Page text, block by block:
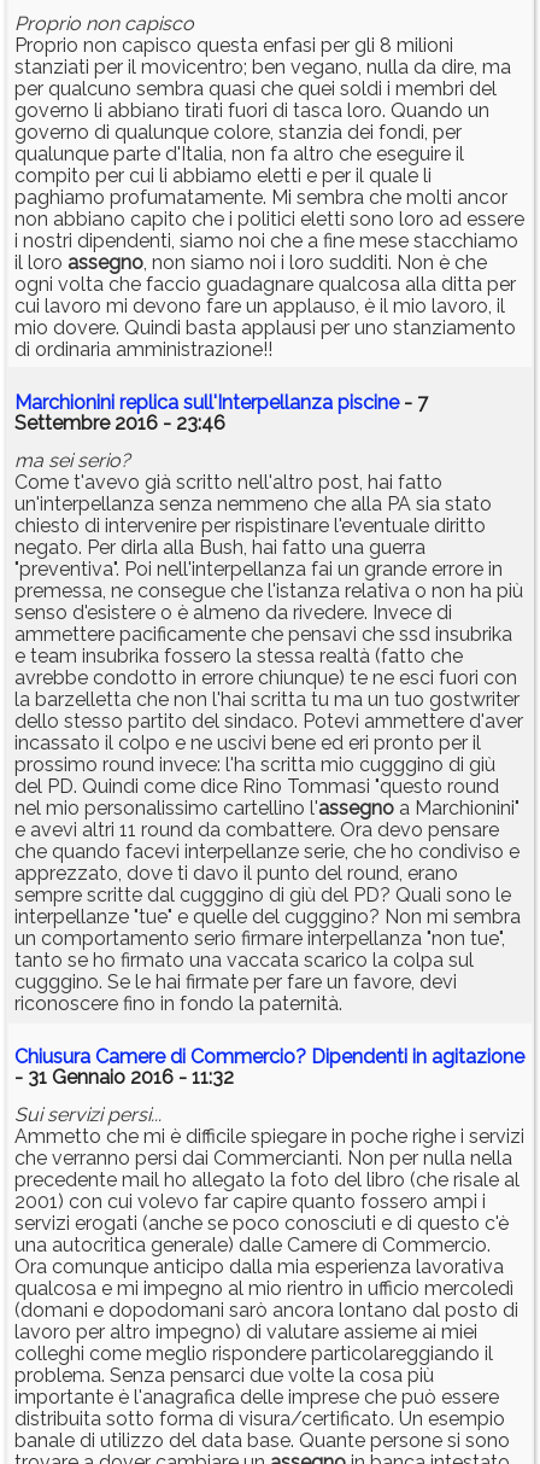
Proprio non capisco
Proprio non capisco questa enfasi per gli 8 milioni
stanziati per il movicentro; ben vegano, nulla da dire, ma
per qualcuno sembra quasi che quei soldi i membri del
governo li abbiano tirati fuori di tasca loro. Quando un
governo di qualunque colore, stanzia dei fondi, per
qualunque parte d'Italia, non fa altro che eseguire il
compito per cui li abbiamo eletti e per il quale li
paghiamo profumatamente. Mi sembra che molti ancor
non abbiano capito che i politici eletti sono loro ad essere
i nostri dipendenti, siamo noi che a fine mese stacchiamo
il loro assegno, non siamo noi i loro sudditi. Non è che
ogni volta che faccio guadagnare qualcosa alla ditta per
cui lavoro mi devono fare un applauso, è il mio lavoro, il
mio dovere. Quindi basta applausi per uno stanziamento
di ordinaria amministrazione!!
Marchionini replica sull'Interpellanza piscine- 7
Settembre 2016 - 23:46
ma sei serio?
Come t'avevo già scritto nell'altro post, hai fatto
un'interpellanza senza nemmeno che alla PA sia stato
chiesto di intervenire per rispistinare l'eventuale diritto
negato. Per dirla alla Bush, hai fatto una guerra
"preventiva". Poi nell'interpellanza fai un grande errore in
premessa, ne consegue che l'istanza relativa o non ha più
senso d'esistere o è almeno da rivedere. Invece di
ammettere pacificamente che pensavi che ssd insubrika
e team insubrika fossero la stessa realtà (fatto che
avrebbe condotto in errore chiunque) te ne esci fuori con
la barzelletta che non l'hai scritta tu ma un tuo gostwriter
dello stesso partito del sindaco. Potevi ammettere d'aver
incassato il colpo e ne uscivi bene ed eri pronto per il
prossimo round invece: l'ha scritta mio cugggino di giù
del PD. Quindi come dice Rino Tommasi "questo round
nel mio personalissimo cartellino l'assegno a Marchionini"
e avevi altri 11 round da combattere. Ora devo pensare
che quando facevi interpellanze serie, che ho condiviso e
apprezzato, dove ti davo il punto del round, erano
sempre scritte dal cugggino di giù del PD? Quali sono le
interpellanze "tue" e quelle del cugggino? Non mi sembra
un comportamento serio firmare interpellanza "non tue",
tanto se ho firmato una vaccata scarico la colpa sul
cugggino. Se le hai firmate per fare un favore, devi
riconoscere fino in fondo la paternità.
Chiusura Camere di Commercio? Dipendenti in agitazione
- 31 Gennaio 2016 - 11:32
Sui servizi persi...
Ammetto che mi è difficile spiegare in poche righe i servizi
che verranno persi dai Commercianti. Non per nulla nella
precedente mail ho allegato la foto del libro (che risale al
2001) con cui volevo far capire quanto fossero ampi i
servizi erogati (anche se poco conosciuti e di questo c'è
una autocritica generale) dalle Camere di Commercio.
Ora comunque anticipo dalla mia esperienza lavorativa
qualcosa e mi impegno al mio rientro in ufficio mercoledì
(domani e dopodomani sarò ancora lontano dal posto di
lavoro per altro impegno) di valutare assieme ai miei
colleghi come meglio rispondere particolareggiando il
problema. Senza pensarci due volte la cosa più
importante è l'anagrafica delle imprese che può essere
distribuita sotto forma di visura/certificato. Un esempio
banale di utilizzo del data base. Quante persone si sono